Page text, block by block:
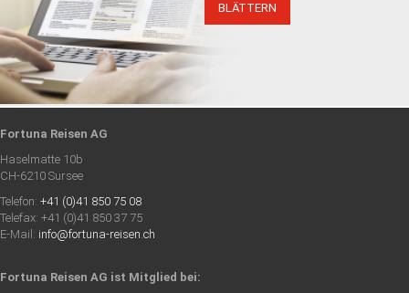
BLÄTTERN
Fortuna Reisen AG
Haselmatte 10b
CH-6210 Sursee
Telefon: +41 (0)41 850 75 08
Telefax: +41 (0)41 850 37 75
E-Mail: info@fortuna-reisen.ch
Fortuna Reisen AG ist Mitglied bei: